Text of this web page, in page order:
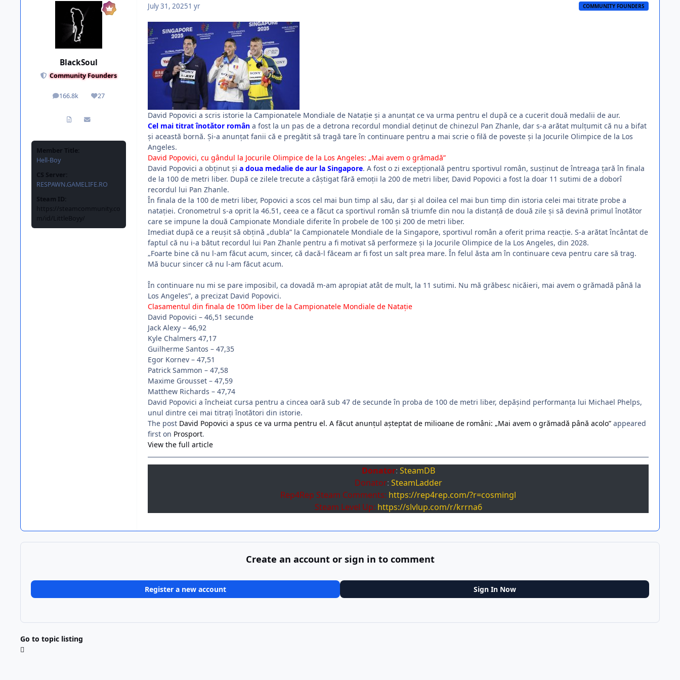
BlackSoul
Community Founders
166.8k
posts 27
Reputation
Member Title:
Hell-Boy
CS Server:
RESPAWN.GAMELIFE.RO
Steam ID:
https://steamcommunity.co
m/id/LittleBoyy/
July 31, 20251 yr COMMUNITY FOUNDERS
David Popovici a scris istorie la Campionatele Mondiale de Natație și a anunțat ce va urma pentru el după ce a cucerit două medalii de aur.
Cel mai titrat înotător român a fost la un pas de a detrona recordul mondial deținut de chinezul Pan Zhanle, dar s-a arătat mulțumit că nu a bifat
și această bornă. Și-a anunțat fanii că e pregătit să tragă tare în continuare pentru a mai scrie o filă de poveste și la Jocurile Olimpice de la Los
Angeles.
David Popovici, cu gândul la Jocurile Olimpice de la Los Angeles: „Mai avem o grămadă”
David Popovici a obținut și a doua medalie de aur la Singapore. A fost o zi excepțională pentru sportivul român, susținut de întreaga țară în finala
de la 100 de metri liber. După ce zilele trecute a câștigat fără emoții la 200 de metri liber, David Popovici a fost la doar 11 sutimi de a doborî
recordul lui Pan Zhanle.
În finala de la 100 de metri liber, Popovici a scos cel mai bun timp al său, dar și al doilea cel mai bun timp din istoria celei mai titrate probe a
natației. Cronometrul s-a oprit la 46.51, ceea ce a făcut ca sportivul român să triumfe din nou la distanță de două zile și să devină primul înotător
care se impune la două Campionate Mondiale diferite în probele de 100 și 200 de metri liber.
Imediat după ce a reușit să obțină „dubla” la Campionatele Mondiale de la Singapore, sportivul român a oferit prima reacție. S-a arătat încântat de
faptul că nu i-a bătut recordul lui Pan Zhanle pentru a fi motivat să performeze și la Jocurile Olimpice de la Los Angeles, din 2028.
„Foarte bine că nu l-am făcut acum, sincer, că dacă-l făceam ar fi fost un salt prea mare. În felul ăsta am în continuare ceva pentru care să trag.
Mă bucur sincer că nu l-am făcut acum.
În continuare nu mi se pare imposibil, ca dovadă m-am apropiat atât de mult, la 11 sutimi. Nu mă grăbesc nicăieri, mai avem o grămadă până la
Los Angeles”, a precizat David Popovici.
Clasamentul din finala de 100m liber de la Campionatele Mondiale de Natație
David Popovici – 46,51 secunde
Jack Alexy – 46,92
Kyle Chalmers 47,17
Guilherme Santos – 47,35
Egor Kornev – 47,51
Patrick Sammon – 47,58
Maxime Grousset – 47,59
Matthew Richards – 47,74
David Popovici a încheiat cursa pentru a cincea oară sub 47 de secunde în proba de 100 de metri liber, depășind performanța lui Michael Phelps,
unul dintre cei mai titrați înotători din istorie.
The post David Popovici a spus ce va urma pentru el. A făcut anunțul așteptat de milioane de români: „Mai avem o grămadă până acolo” appeared
first on Prosport.
View the full article
Donator: SteamDB
Donator: SteamLadder
Rep4Rep Steam Comments: https://rep4rep.com/?r=cosmingl
Steam Level Up: https://slvlup.com/r/krrna6
Create an account or sign in to comment
Register a new account Sign In Now
Go to topic listing